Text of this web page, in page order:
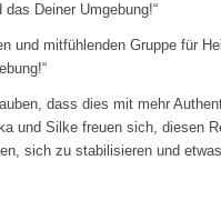
Deiner Umgebung!“
mitfühlenden Gruppe für
dass dies mit mehr
und Silke freuen sich, diesen
sich zu stabilisieren und